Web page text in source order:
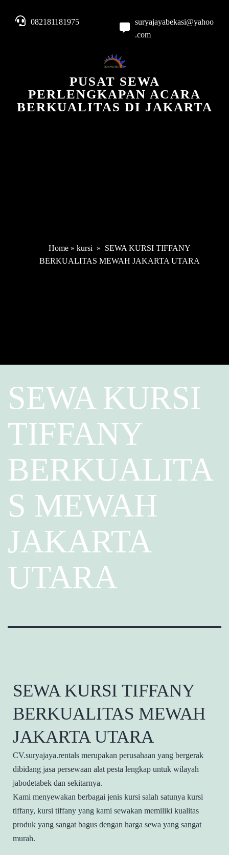
082181181975
suryajayabekasi@yahoo
.com
PUSAT SEWA
PERLENGKAPAN ACARA
BERKUALITAS DI JAKARTA
Home » kursi » SEWA KURSI TIFFANY
BERKUALITAS MEWAH JAKARTA UTARA
SEWA KURSI
TIFFANY
BERKUALITA
S MEWAH
JAKARTA
UTARA
SEWA KURSI TIFFANY
BERKUALITAS MEWAH
JAKARTA UTARA
CV.suryajaya.rentals merupakan perusahaan yang bergerak
dibidang jasa persewaan alat pesta lengkap untuk wilayah
jabodetabek dan sekitarnya.
Kami menyewakan berbagai jenis kursi salah satunya kursi
tiffany, kursi tiffany yang kami sewakan memiliki kualitas
produk yang sangat bagus dengan harga sewa yang sangat
murah.